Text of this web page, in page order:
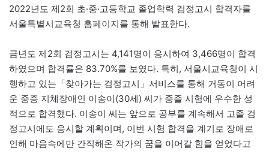
2022년도 제2회 초·중·고등학교 졸업학력 검정고시 합격자를
서울특별시교육청 홈페이지를 통해 발표한다.
금년도 제2회 검정고시는 4,141명이 응시하여 3,466명이 합격
하였으며 합격률은 83.70%를 보였다. 특히, 서울시교육청이 시
행하고 있는「찾아가는 검정고시」서비스를 통해 거동이 어려
운 중증 지체장애인 이송이(30세) 씨가 중졸 시험에 우수한 성
적으로 합격했다. 이송이 씨는 앞으로 공부를 계속해서 고졸 검
정고시에도 응시할 계획이며, 이번 시험 합격을 계기로 장애로
인해 마음속에만 간직해온 작가의 꿈을 이어갈 힘을 얻었다고